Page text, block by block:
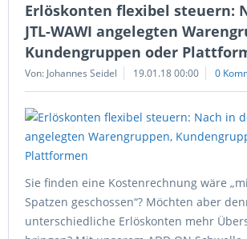
Erlöskonten flexibel steuern:
JTL-WAWI angelegten
Kundengruppen oder
Von: Johannes Seidel 19.01.18 00:00 0
Sie finden eine Kostenrechnung wäre
Spatzen geschossen“? Möchten aber
unterschiedliche Erlöskonten mehr